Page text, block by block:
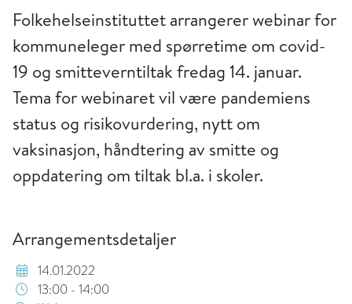
Folkehelseinstituttet arrangerer webinar for
kommuneleger med spørretime om covid-
19 og smitteverntiltak fredag 14. januar.
Tema for webinaret vil være pandemiens
status og risikovurdering, nytt om
vaksinasjon, håndtering av smitte og
oppdatering om tiltak bl.a. i skoler.
Arrangementsdetaljer
14.01.2022
13:00 - 14:00